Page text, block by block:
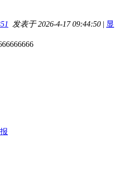
发表于 2026-4-17 09:44:50 | 显